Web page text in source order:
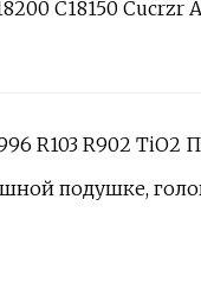
R103 R902 TiO2
подушке,